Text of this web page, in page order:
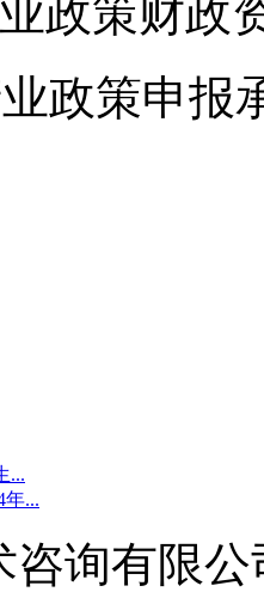
政策财政
策申报
...
年...
咨询有限公